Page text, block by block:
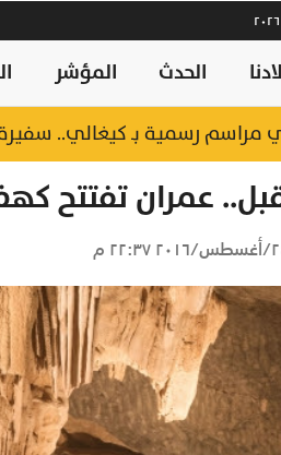
الحدث المؤشر
مراسم رسمية بـ كيغالي.. سفيرة
عمران تفتتح